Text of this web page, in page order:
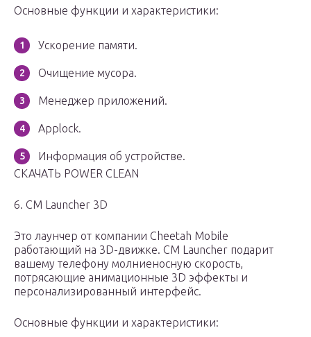
Основные функции и характеристики:
Ускорение памяти.
Очищение мусора.
Менеджер приложений.
Applock.
Информация об устройстве.
СКАЧАТЬ POWER CLEAN
6. CM Launcher 3D
Это лаунчер от компании Cheetah Mobile
работающий на 3D-движке. CM Launcher подарит
вашему телефону молниеносную скорость,
потрясающие анимационные 3D эффекты и
персонализированный интерфейс.
Основные функции и характеристики: